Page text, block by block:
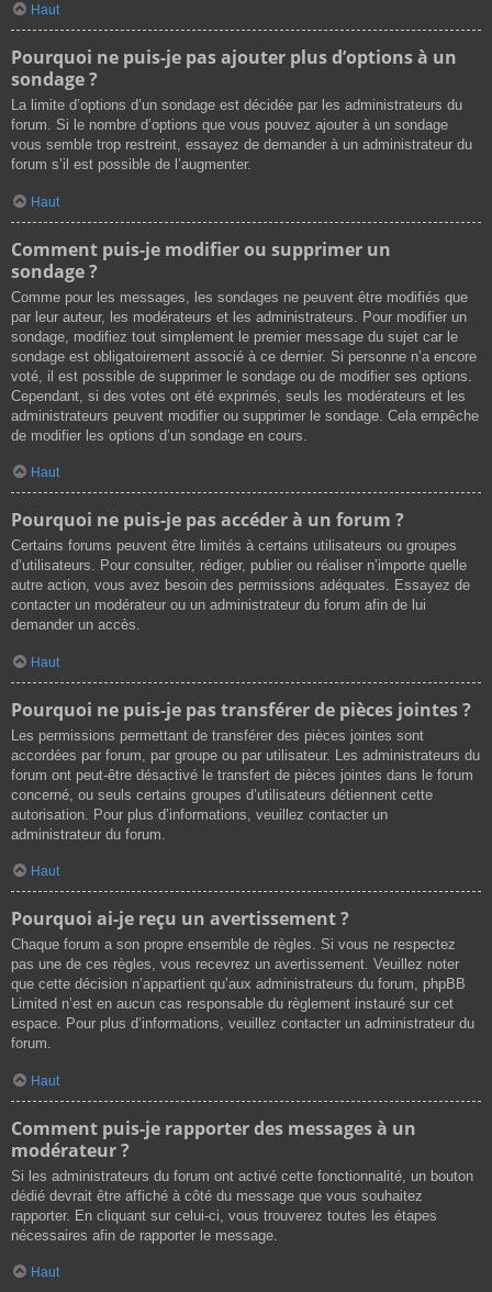
Haut
Pourquoi ne puis-je pas ajouter plus d’options à un
sondage ?
La limite d’options d’un sondage est décidée par les administrateurs du
forum. Si le nombre d’options que vous pouvez ajouter à un sondage
vous semble trop restreint, essayez de demander à un administrateur du
forum s’il est possible de l’augmenter.
Haut
Comment puis-je modifier ou supprimer un
sondage ?
Comme pour les messages, les sondages ne peuvent être modifiés que
par leur auteur, les modérateurs et les administrateurs. Pour modifier un
sondage, modifiez tout simplement le premier message du sujet car le
sondage est obligatoirement associé à ce dernier. Si personne n’a encore
voté, il est possible de supprimer le sondage ou de modifier ses options.
Cependant, si des votes ont été exprimés, seuls les modérateurs et les
administrateurs peuvent modifier ou supprimer le sondage. Cela empêche
de modifier les options d’un sondage en cours.
Haut
Pourquoi ne puis-je pas accéder à un forum ?
Certains forums peuvent être limités à certains utilisateurs ou groupes
d’utilisateurs. Pour consulter, rédiger, publier ou réaliser n’importe quelle
autre action, vous avez besoin des permissions adéquates. Essayez de
contacter un modérateur ou un administrateur du forum afin de lui
demander un accès.
Haut
Pourquoi ne puis-je pas transférer de pièces jointes ?
Les permissions permettant de transférer des pièces jointes sont
accordées par forum, par groupe ou par utilisateur. Les administrateurs du
forum ont peut-être désactivé le transfert de pièces jointes dans le forum
concerné, ou seuls certains groupes d’utilisateurs détiennent cette
autorisation. Pour plus d’informations, veuillez contacter un
administrateur du forum.
Haut
Pourquoi ai-je reçu un avertissement ?
Chaque forum a son propre ensemble de règles. Si vous ne respectez
pas une de ces règles, vous recevrez un avertissement. Veuillez noter
que cette décision n’appartient qu’aux administrateurs du forum, phpBB
Limited n’est en aucun cas responsable du règlement instauré sur cet
espace. Pour plus d’informations, veuillez contacter un administrateur du
forum.
Haut
Comment puis-je rapporter des messages à un
modérateur ?
Si les administrateurs du forum ont activé cette fonctionnalité, un bouton
dédié devrait être affiché à côté du message que vous souhaitez
rapporter. En cliquant sur celui-ci, vous trouverez toutes les étapes
nécessaires afin de rapporter le message.
Haut